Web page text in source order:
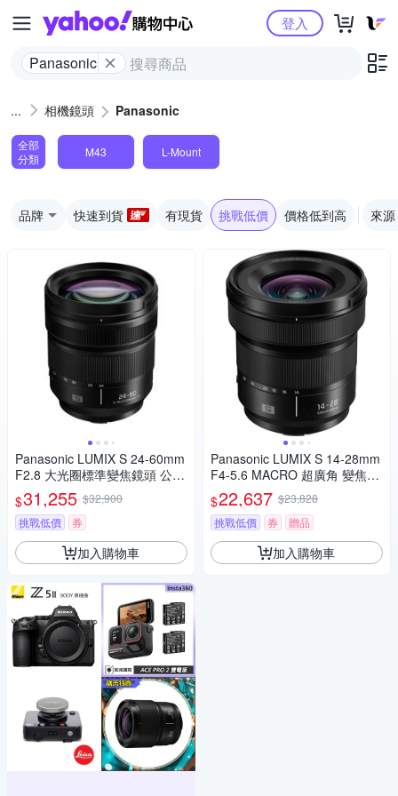
Yahoo購物中心
Panasonic
登入
相機鏡頭 Panasonic
全部
分類
M43 L-Mount
品牌 快速到貨 有現貨 挑戰低價 價格低到高 來源
Panasonic LUMIX S 24-60mm
F2.8 大光圈標準變焦鏡頭 公司
貨 S-E2460GC
$31,255 $32,900
挑戰低價
券
加入購物車
Panasonic LUMIX S 14-28mm
F4-5.6 MACRO 超廣角 變焦鏡
頭 公司貨 S-R1428
$22,637 $23,828
挑戰低價
券 贈品
加入購物車